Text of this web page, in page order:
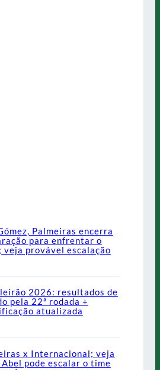
Palmeiras encerra
para enfrentar o
veja provável escalação
2026: resultados de
pela 22ª rodada +
atualizada
x Internacional; veja
Abel pode escalar o time